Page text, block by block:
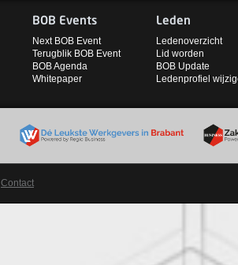
BOB Events
Next BOB Event
Terugblik BOB Event
BOB Agenda
Whitepaper
Leden
Ledenoverzicht
Lid worden
BOB Update
Ledenprofiel
Contact